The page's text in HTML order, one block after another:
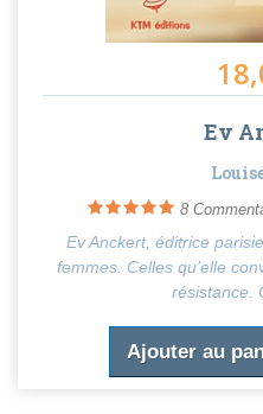
Ev
8
Ev Anckert, éditrice
femmes. Celles qu’elle
résistance.
Ajouter au